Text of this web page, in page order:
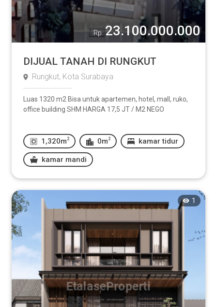
Rp 23.100.000.000
DIJUAL TANAH DI RUNGKUT
Rungkut, Kota Surabaya
Luas 1320 m2 Bisa untuk apartemen, hotel, mall, ruko,
office building SHM HARGA 17,5 JT / M2 NEGO
1,320m 2 0m 2 kamar tidur
kamar mandi
1